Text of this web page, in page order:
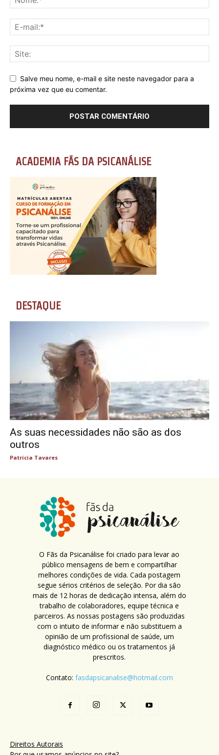
Salve meu nome, e-mail e site neste navegador para a
próxima vez que eu comentar.
ACADEMIA FÃS DA PSICANÁLISE
DESTAQUE
As suas necessidades não são as dos
outros
Patricia Tavares
O Fãs da Psicanálise foi criado para levar ao
público mensagens de bem e compartilhar
melhores condições de vida. Cada postagem
segue sérios critérios de seleção. Por dia são
mais de 12 horas de dedicação intensa, além do
trabalho de colaboradores, equipe técnica e
parceiros. As nossas postagens são produzidas
com o intuito de informar e não substituem a
opinião de um profissional de saúde, um
diagnóstico médico ou os tratamentos já
prescritos.
Contato: fasdapsicanalise@hotmail.com
Direitos Autorais